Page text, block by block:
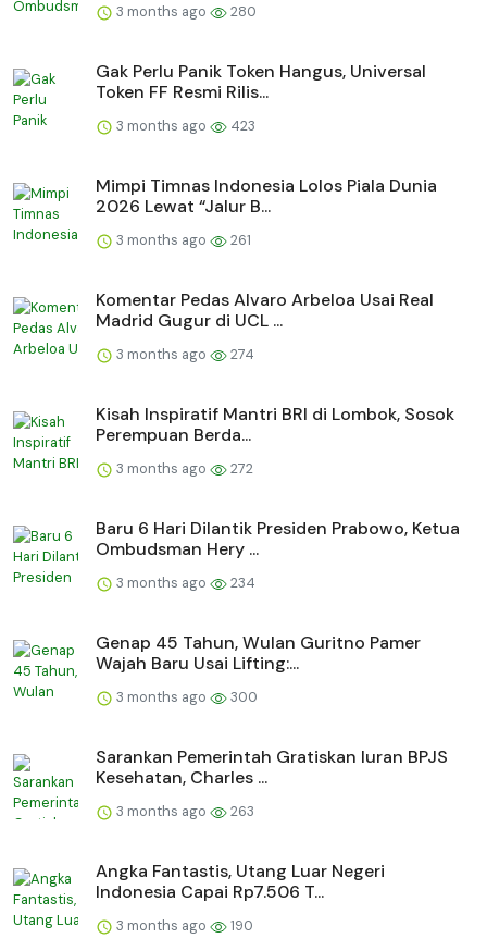
3 months ago 280
Gak Perlu Panik Token Hangus, Universal
Token FF Resmi Rilis...
3 months ago 423
Mimpi Timnas Indonesia Lolos Piala Dunia
2026 Lewat “Jalur B...
3 months ago 261
Komentar Pedas Alvaro Arbeloa Usai Real
Madrid Gugur di UCL ...
3 months ago 274
Kisah Inspiratif Mantri BRI di Lombok, Sosok
Perempuan Berda...
3 months ago 272
Baru 6 Hari Dilantik Presiden Prabowo, Ketua
Ombudsman Hery ...
3 months ago 234
Genap 45 Tahun, Wulan Guritno Pamer
Wajah Baru Usai Lifting:...
3 months ago 300
Sarankan Pemerintah Gratiskan Iuran BPJS
Kesehatan, Charles ...
3 months ago 263
Angka Fantastis, Utang Luar Negeri
Indonesia Capai Rp7.506 T...
3 months ago 190